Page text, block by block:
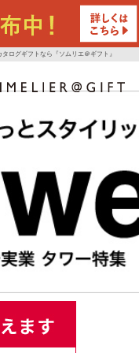
タログギフトなら『ソムリエ＠ギフト』